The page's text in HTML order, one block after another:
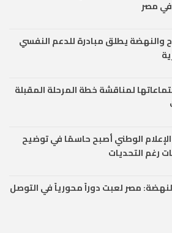
في مصر
والنهضة يطلق مبادرة للدعم النفسي
لمناقشة خطة المرحلة المقبلة
الوطني أصبح حاسمًا في توضيح
رغم التحديات
مصر لعبت دوراً محورياً في التوصل